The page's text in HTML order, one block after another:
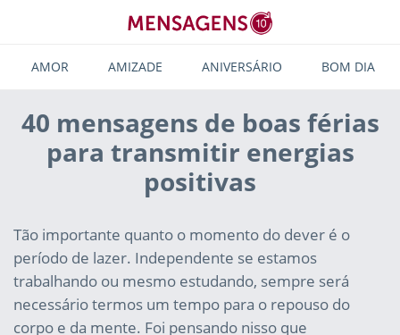
AMOR AMIZADE ANIVERSÁRIO BOM DIA
40 mensagens de boas férias
para transmitir energias
positivas
Tão importante quanto o momento do dever é o
período de lazer. Independente se estamos
trabalhando ou mesmo estudando, sempre será
necessário termos um tempo para o repouso do
corpo e da mente. Foi pensando nisso que